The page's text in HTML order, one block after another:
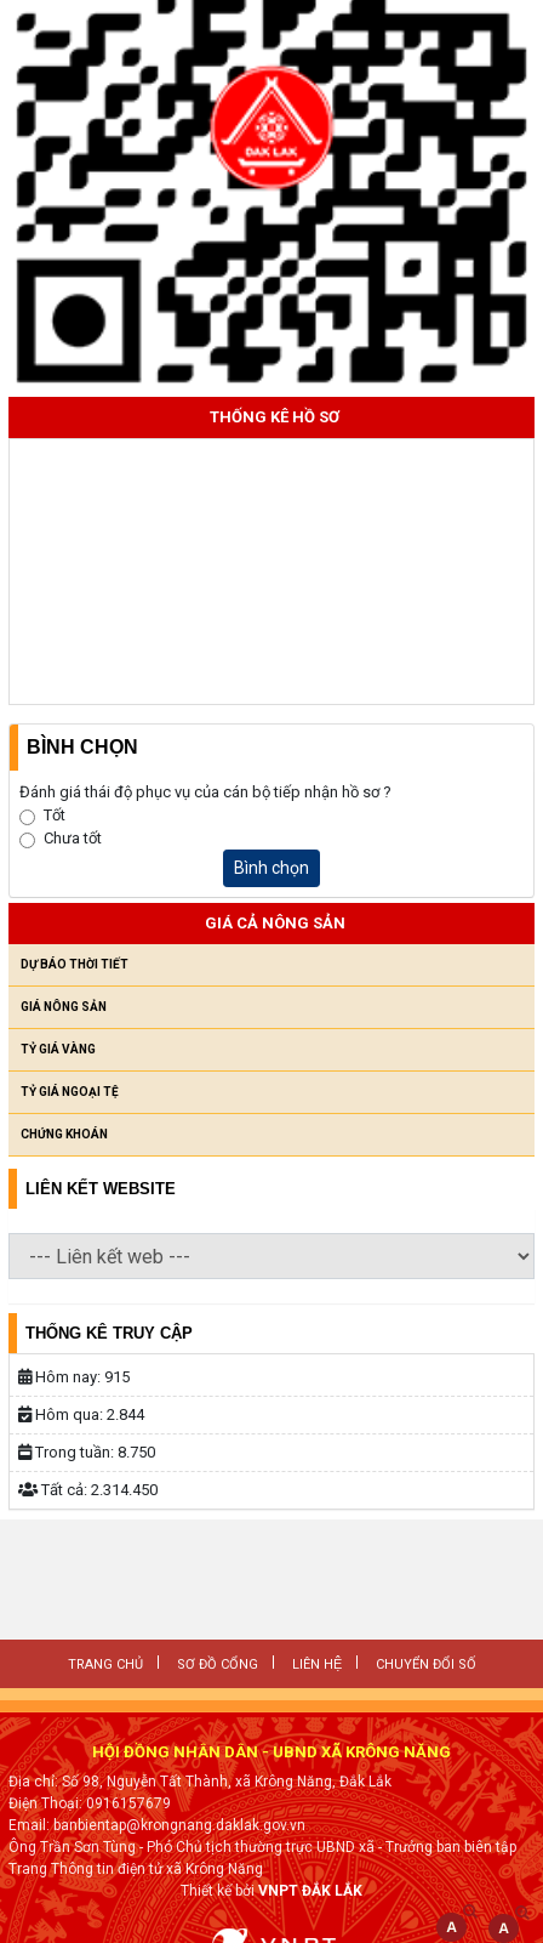
THỐNG KÊ HỒ SƠ
BÌNH CHỌN
Đánh giá thái độ phục vụ của cán bộ tiếp nhận hồ sơ ?
Tốt
Chưa tốt
Bình chọn
GIÁ CẢ NÔNG SẢN
DỰ BÁO THỜI TIẾT
GIÁ NÔNG SẢN
TỶ GIÁ VÀNG
TỶ GIÁ NGOẠI TỆ
CHỨNG KHOÁN
LIÊN KẾT WEBSITE
THỐNG KÊ TRUY CẬP
Hôm nay: 915
Hôm qua: 2.844
Trong tuần: 8.750
Tất cả: 2.314.450
TRANG CHỦ SƠ ĐỒ CỔNG LIÊN HỆ CHUYỂN ĐỔI SỐ
HỘI ĐỒNG NHÂN DÂN - UBND XÃ KRÔNG NĂNG
Địa chỉ: Số 98, Nguyễn Tất Thành, xã Krông Năng, Đắk Lắk
Điện Thoại: 0916157679
Email: banbientap@krongnang.daklak.gov.vn
Ông Trần Sơn Tùng - Phó Chủ tịch thường trực UBND xã - Trưởng ban biên tập
Trang Thông tin điện tử xã Krông Năng
Thiết kế bởiVNPT ĐẮK LẮK